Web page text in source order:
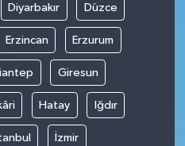
Diyarbakır Düzce
Erzincan Erzurum
Giresun
Hatay Iğdır
İzmir